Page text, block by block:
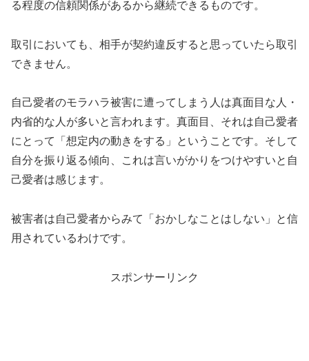
る程度の信頼関係があるから継続できるものです。
取引においても、相手が契約違反すると思っていたら取引
できません。
自己愛者のモラハラ被害に遭ってしまう人は真面目な人・
内省的な人が多いと言われます。真面目、それは自己愛者
にとって「想定内の動きをする」ということです。そして
自分を振り返る傾向、これは言いがかりをつけやすいと自
己愛者は感じます。
被害者は自己愛者からみて「おかしなことはしない」と信
用されているわけです。
スポンサーリンク